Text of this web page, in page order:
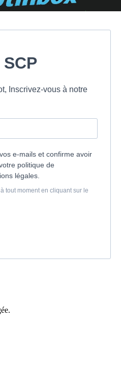
Inscrivez-vous à notre
e-mails et confirme avoir
politique de
légales.
tout moment en cliquant sur le